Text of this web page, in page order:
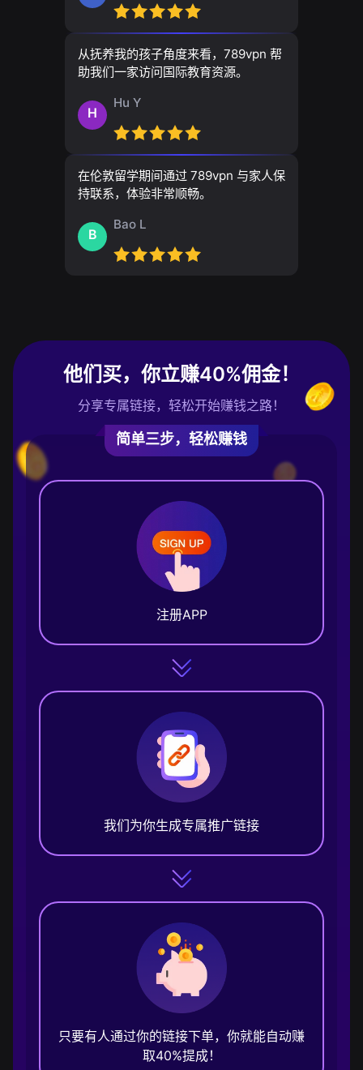
从抚养我的孩子角度来看，789vpn 帮
助我们一家访问国际教育资源。
H
Hu Y
在伦敦留学期间通过 789vpn 与家人保
持联系，体验非常顺畅。
B
Bao L
他们买，你立赚40%佣金！
分享专属链接，轻松开始赚钱之路！
简单三步，轻松赚钱
注册APP
我们为你生成专属推广链接
只要有人通过你的链接下单，你就能自动赚
取40%提成！